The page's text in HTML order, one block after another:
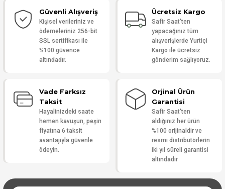
Yorum Yaz
Güvenli Alışveriş
Kişisel verileriniz ve
ödemeleriniz 256-bit
SSL sertifikası ile
%100 güvence
altındadır.
Ücretsiz Kargo
Safir Saat'ten
yapacağınız tüm
alışverişlerde Yurtiçi
Kargo ile ücretsiz
gönderim sağlıyoruz.
Vade Farksız
Taksit
Hayalinizdeki saate
hemen kavuşun, peşin
fiyatına 6 taksit
avantajıyla güvenle
ödeyin.
Orjinal Ürün
Garantisi
Safir Saat'ten
aldığınız her ürün
%100 orijinaldir ve
resmi distribütörlerin
iki yıl süreli garantisi
altındadır